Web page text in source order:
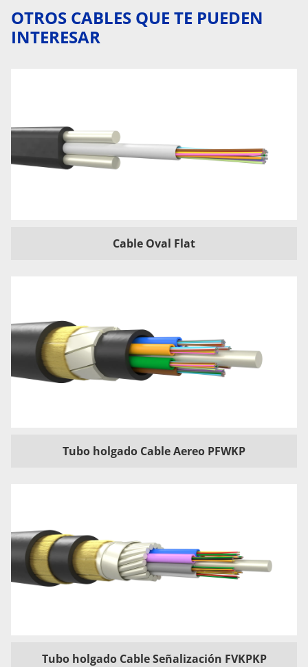
OTROS CABLES QUE TE PUEDEN
INTERESAR
Cable Oval Flat
Tubo holgado Cable Aereo PFWKP
Tubo holgado Cable Señalización FVKPKP